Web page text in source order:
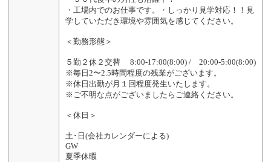
・工場内でのお仕事です。・しっかり見学対応！！見
学していただき環境や雰囲気を感じてください。
＜勤務形態＞
５勤２休２交替 8:00-17:00(8:00) / 20:00-5:00(8:00)
※毎日2〜2.5時間程度の残業がございます。
※休日出勤が月１回程度発生いたします。
※ご不明な点がございましたらご連絡ください。
＜休日＞
土･日(会社カレンダーによる)
GW
夏季休暇